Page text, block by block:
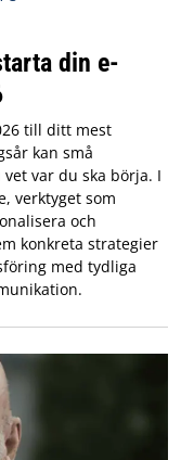
din e-
till ditt mest
kan små
var du ska börja. I
verktyget som
och
konkreta strategier
med tydliga